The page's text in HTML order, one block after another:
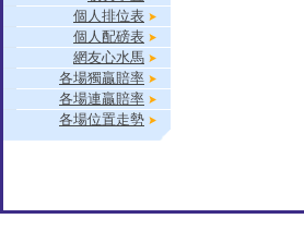
個人排位表
個人配磅表
網友心水馬
各場獨贏賠率
各場連贏賠率
各場位置走勢